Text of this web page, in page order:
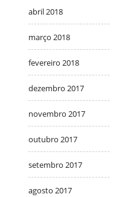
abril 2018
março 2018
fevereiro 2018
dezembro 2017
novembro 2017
outubro 2017
setembro 2017
agosto 2017